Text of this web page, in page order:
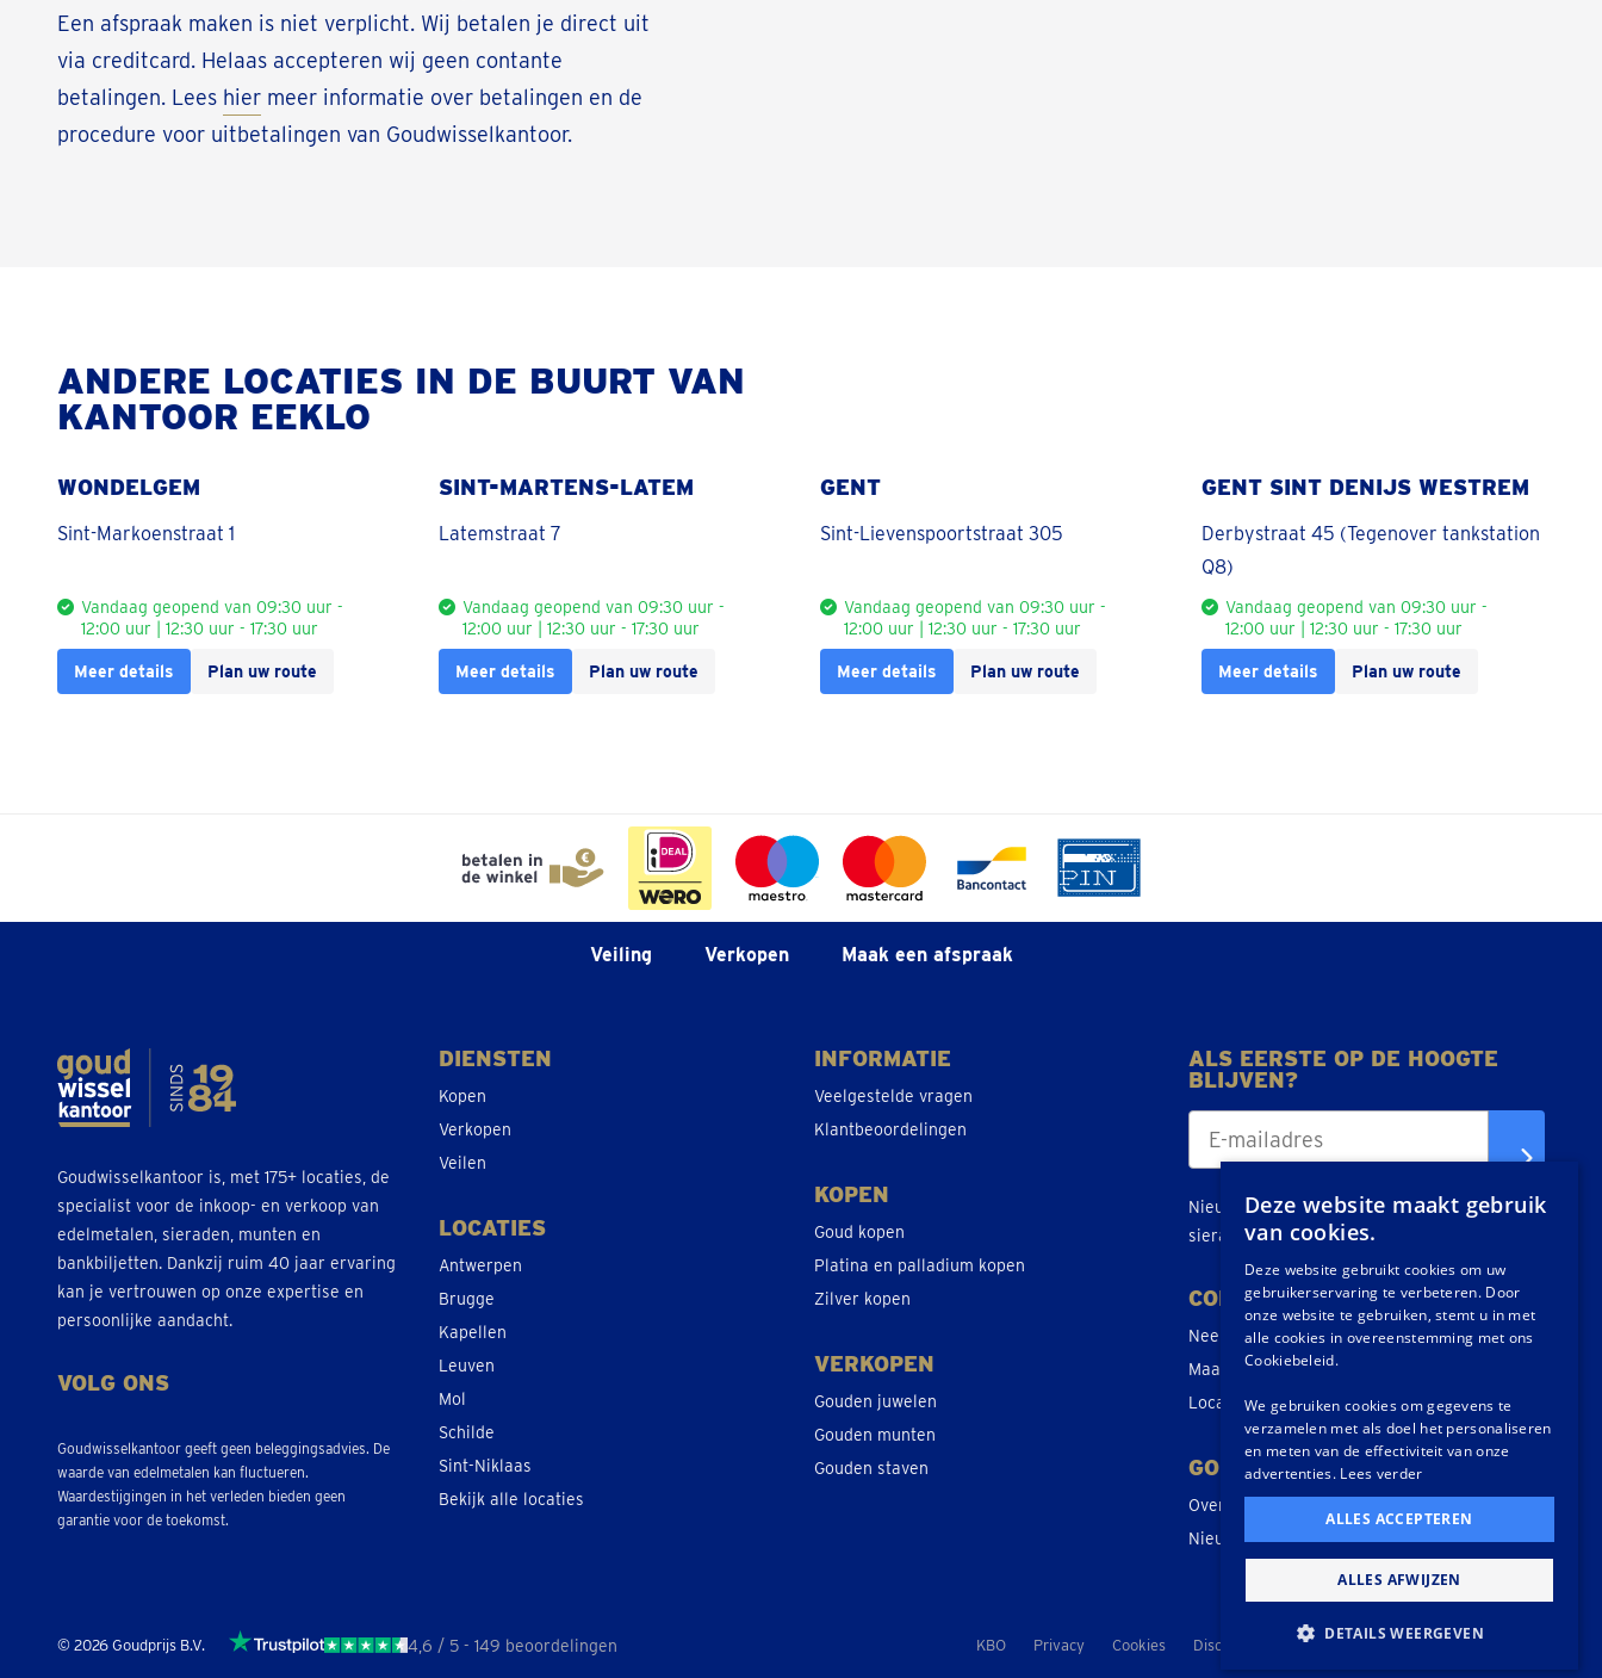
Een afspraak maken is niet verplicht. Wij betalen je direct uit
via creditcard. Helaas accepteren wij geen contante
betalingen. Lees hier meer informatie over betalingen en de
procedure voor uitbetalingen van Goudwisselkantoor.
ANDERE LOCATIES IN DE BUURT VAN
KANTOOR EEKLO
WONDELGEM
Sint-Markoenstraat 1
Vandaag geopend van 09:30 uur -
12:00 uur | 12:30 uur - 17:30 uur
Meer details Plan uw route
SINT-MARTENS-LATEM
Latemstraat 7
Vandaag geopend van 09:30 uur -
12:00 uur | 12:30 uur - 17:30 uur
Meer details Plan uw route
GENT
Sint-Lievenspoortstraat 305
Vandaag geopend van 09:30 uur -
12:00 uur | 12:30 uur - 17:30 uur
Meer details Plan uw route
GENT SINT DENIJS WESTREM
Derbystraat 45 (Tegenover tankstation
Q8)
Vandaag geopend van 09:30 uur -
12:00 uur | 12:30 uur - 17:30 uur
Meer details Plan uw route
Veiling Verkopen Maak een afspraak
Goudwisselkantoor is, met 175+ locaties, de
specialist voor de inkoop- en verkoop van
edelmetalen, sieraden, munten en
bankbiljetten. Dankzij ruim 40 jaar ervaring
kan je vertrouwen op onze expertise en
persoonlijke aandacht.
VOLG ONS
Goudwisselkantoor geeft geen beleggingsadvies. De
waarde van edelmetalen kan fluctueren.
Waardestijgingen in het verleden bieden geen
garantie voor de toekomst.
DIENSTEN
Kopen
Verkopen
Veilen
LOCATIES
Antwerpen
Brugge
Kapellen
Leuven
Mol
Schilde
Sint-Niklaas
Bekijk alle locaties
INFORMATIE
Veelgestelde vragen
Klantbeoordelingen
KOPEN
Goud kopen
Platina en palladium kopen
Zilver kopen
VERKOPEN
Gouden juwelen
Gouden munten
Gouden staven
ALS EERSTE OP DE HOOGTE
BLIJVEN?
Nieuws, tips en acties over goud, zilver en
sieraden direct in je inbox.
CONTACT
Neem contact op
Maak een afspraak
Locaties
GOUDWISSELKANTOOR
Over ons
Nieuws
© 2026 Goudprijs B.V. 4,6 / 5 - 149 beoordelingen KBO Privacy Cookies Disclaimer Veilingvoorwaarden Voorwaarden
Deze website maakt gebruik
van cookies.
Deze website gebruikt cookies om uw
gebruikerservaring te verbeteren. Door
onze website te gebruiken, stemt u in met
alle cookies in overeenstemming met ons
Cookiebeleid.
We gebruiken cookies om gegevens te
verzamelen met als doel het personaliseren
en meten van de effectiviteit van onze
advertenties. Lees verder
ALLES ACCEPTEREN
ALLES AFWIJZEN
DETAILS WEERGEVEN